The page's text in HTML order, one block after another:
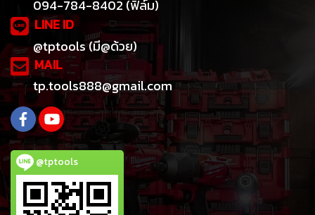
094-784-8402 (ฟิล์ม)
LINE ID
@tptools (มี@ด้วย)
MAIL
tp.tools888@gmail.com
@tptools